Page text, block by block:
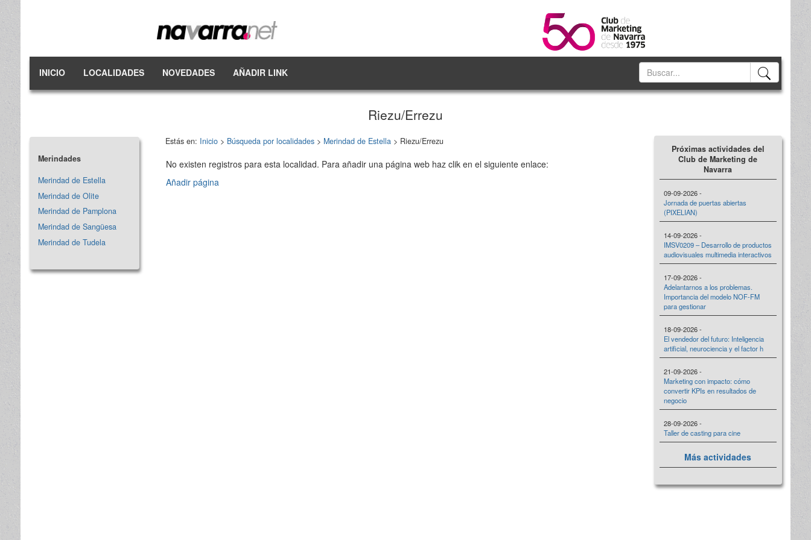
INICIO LOCALIDADES NOVEDADES AÑADIR LINK
Riezu/Errezu
Merindades
Merindad de Estella
Merindad de Olite
Merindad de Pamplona
Merindad de Sangüesa
Merindad de Tudela
Estás en: Inicio> Búsqueda por localidades> Merindad de Estella> Riezu/Errezu
No existen registros para esta localidad. Para añadir una página web haz clik en el siguiente enlace:
Añadir página
Próximas actividades del
Club de Marketing de
Navarra
09-09-2026 -
Jornada de puertas abiertas
(PIXELIAN)
14-09-2026 -
IMSV0209 – Desarrollo de productos
audiovisuales multimedia interactivos
17-09-2026 -
Adelantarnos a los problemas.
Importancia del modelo NOF-FM
para gestionar
18-09-2026 -
El vendedor del futuro: Inteligencia
artificial, neurociencia y el factor h
21-09-2026 -
Marketing con impacto: cómo
convertir KPIs en resultados de
negocio
28-09-2026 -
Taller de casting para cine
Más actividades